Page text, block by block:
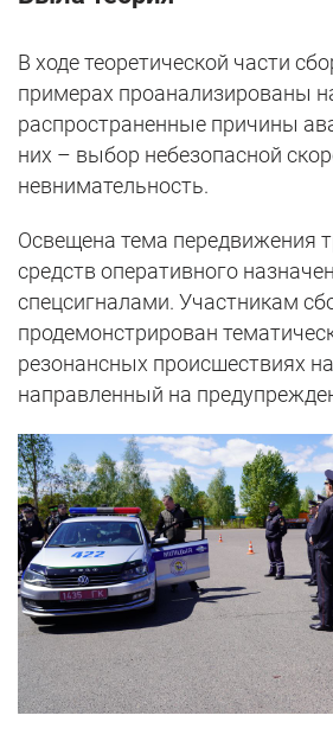
В ходе теоретической части
примерах проанализированы
распространенные причины
них – выбор небезопасной
невнимательность.
Освещена тема передвижения
средств оперативного
спецсигналами. Участникам
продемонстрирован
резонансных происшествиях
направленный на